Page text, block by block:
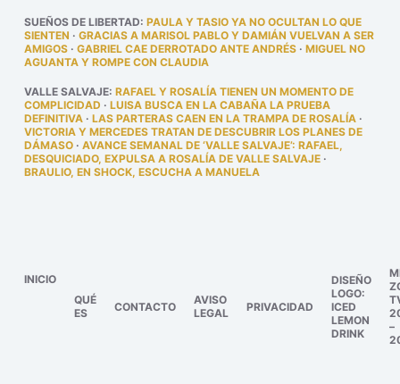
SUEÑOS DE LIBERTAD: PAULA Y TASIO YA NO OCULTAN LO QUE
SIENTEN · GRACIAS A MARISOL PABLO Y DAMIÁN VUELVAN A SER
AMIGOS· GABRIEL CAE DERROTADO ANTE ANDRÉS· MIGUEL NO
AGUANTA Y ROMPE CON CLAUDIA
VALLE SALVAJE: RAFAEL Y ROSALÍA TIENEN UN MOMENTO DE
COMPLICIDAD · LUISA BUSCA EN LA CABAÑA LA PRUEBA
DEFINITIVA· LAS PARTERAS CAEN EN LA TRAMPA DE ROSALÍA·
VICTORIA Y MERCEDES TRATAN DE DESCUBRIR LOS PLANES DE
DÁMASO· AVANCE SEMANAL DE ‘VALLE SALVAJE’: RAFAEL,
DESQUICIADO, EXPULSA A ROSALÍA DE VALLE SALVAJE·
BRAULIO, EN SHOCK, ESCUCHA A MANUELA
INICIO
QUÉ
ES
CONTACTO
AVISO
LEGAL
PRIVACIDAD
DISEÑO
LOGO:
ICED
LEMON
DRINK
–